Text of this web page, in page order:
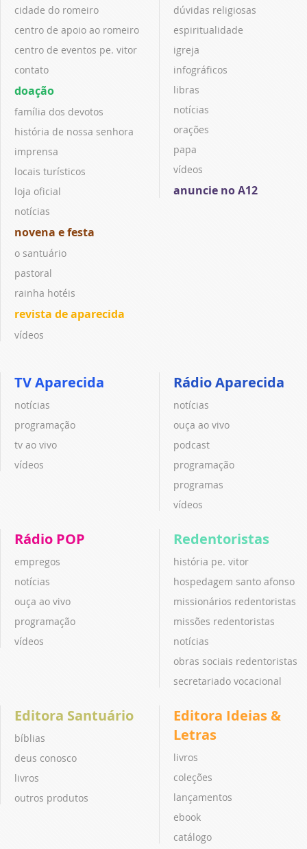
cidade do romeiro
centro de apoio ao romeiro
centro de eventos pe. vitor
contato
doação
família dos devotos
história de nossa senhora
imprensa
locais turísticos
loja oficial
notícias
novena e festa
o santuário
pastoral
rainha hotéis
revista de aparecida
vídeos
dúvidas religiosas
espiritualidade
igreja
infográficos
libras
notícias
orações
papa
vídeos
anuncie no A12
TV Aparecida
notícias
programação
tv ao vivo
vídeos
Rádio Aparecida
notícias
ouça ao vivo
podcast
programação
programas
vídeos
Rádio POP
empregos
notícias
ouça ao vivo
programação
vídeos
Redentoristas
história pe. vitor
hospedagem santo afonso
missionários redentoristas
missões redentoristas
notícias
obras sociais redentoristas
secretariado vocacional
Editora Santuário
bíblias
deus conosco
livros
outros produtos
Editora Ideias &
Letras
livros
coleções
lançamentos
ebook
catálogo